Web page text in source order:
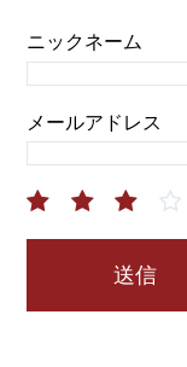
ニックネーム
メールアドレス